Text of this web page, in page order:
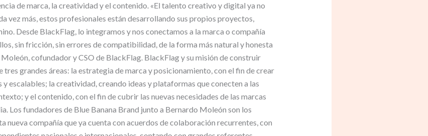
de marca, la creatividad y el contenido. «El talento creativo y digital ya no
vez más, estos profesionales están desarrollando sus propios proyectos,
Desde BlackFlag, lo integramos y nos conectamos a la marca o compañía
sin fricción, sin errores de compatibilidad, de la forma más natural y honesta
cofundador y CSO de BlackFlag. BlackFlag y su misión de construir
grandes áreas: la estrategia de marca y posicionamiento, con el fin de crear
escalables; la creatividad, creando ideas y plataformas que conecten a las
y el contenido, con el fin de cubrir las nuevas necesidades de las marcas
Los fundadores de Blue Banana Brand junto a Bernardo Moleón son los
nueva compañía que ya cuenta con acuerdos de colaboración recurrentes, con